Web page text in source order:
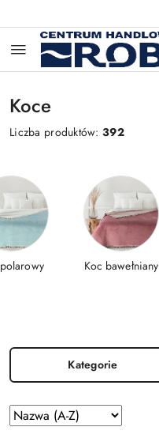
Koce
Liczba produktów:392
Koc bawełniany
Kategorie
Zastosowano
sortowanie:
Sortuj
według